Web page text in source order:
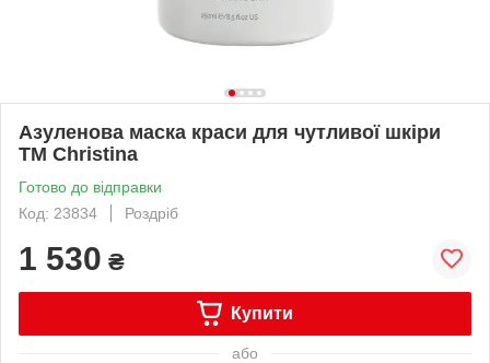
Азуленова маска краси для чутливої шкіри
TM Christina
Готово до відправки
Код: 23834
Роздріб
1 530 ₴
Купити
або